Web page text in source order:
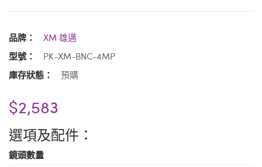
品牌：
XM 雄邁
型號：
PK-XM-BNC-4MP
庫存狀態：
預購
$2,583
選項及配件：
鏡頭數量